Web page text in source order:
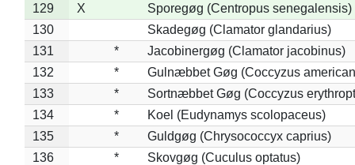
129
X
Sporegøg (Centropus senegalensis)
130
Skadegøg (Clamator glandarius)
131
*
Jacobinergøg (Clamator jacobinus)
132
*
Gulnæbbet Gøg (Coccyzus
133
*
Sortnæbbet Gøg (Coccyzus
134
*
Koel (Eudynamys scolopaceus)
135
*
Guldgøg (Chrysococcyx caprius)
136
*
Skovgøg (Cuculus optatus)